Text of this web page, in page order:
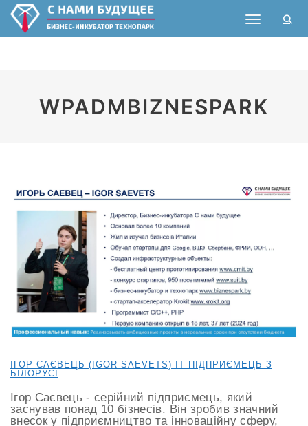
Toggle
WPADMBIZNESPARK
ІГОР САЄВЕЦЬ (IGOR SAEVETS) ІТ ПІДПРИЄМЕЦЬ З
БІЛОРУСІ
Ігор Саєвець - серійний підприємець, який
заснував понад 10 бізнесів. Він зробив значний
внесок у підприємництво та інноваційну сферу,